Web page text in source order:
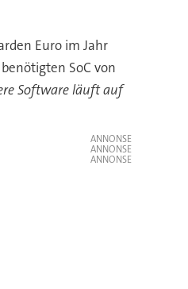
Euro im Jahr
SoC von
Software läuft auf